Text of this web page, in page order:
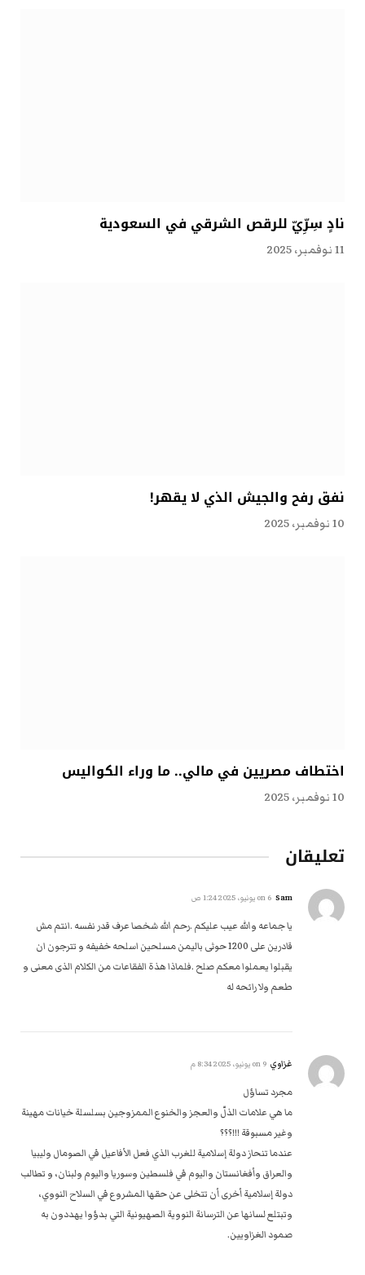
نادٍ سِرِّيّ للرقص الشرقي في السعودية
11 نوفمبر، 2025
نفق رفح والجيش الذي لا يقهر!
10 نوفمبر، 2025
اختطاف مصريين في مالي.. ما وراء الكواليس
10 نوفمبر، 2025
تعليقان
Sam 6 يونيو، 2025 1:24 ص
يا جماعه والله عيب عليكم .رحم الله شخصا عرف قدر نفسه .انتم مش
قادرين على 1200 حوثى باليمن مسلحين اسلحه خفيفه و تترجون ان
يقبلوا يعملوا معكم صلح .فلماذا هذة الفقاعات من الكلام الذى معنى و
طعم ولا رائحه له
غزاوي 9 يونيو، 2025 8:34 م
مجرد تساؤل
ما هي علامات الذلّ والعجز والخنوع الممزوجين بسلسلة خيانات مهينة
وغير مسبوقة !!!؟؟؟
عندما تنحاز دولة إسلامية للغرب الذي فعل الأفاعيل في الصومال وليبيا
والعراق وأفغانستان واليوم في فلسطين وسوريا واليوم ولبنان، و تطالب
دولة إسلامية أخرى أن تتخلى عن حقها المشروع في السلاح النووي،
وتبتلع لسانها عن الترسانة النووية الصهيونية التي بدؤوا يهددون به
صمود الغزاويين.